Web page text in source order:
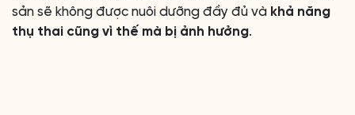
sản sẽ không được nuôi dưỡng đầy đủ và khả năng
thụ thai cũng vì thế mà bị ảnh hưởng.